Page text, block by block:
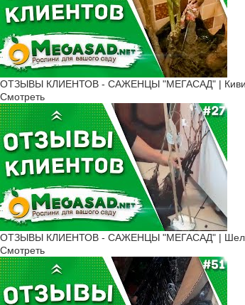
ОТЗЫВЫ КЛИЕНТОВ - САЖЕНЦЫ "МЕГАСАД" | Киви,
Смотреть
ОТЗЫВЫ КЛИЕНТОВ - САЖЕНЦЫ "МЕГАСАД" |
Смотреть